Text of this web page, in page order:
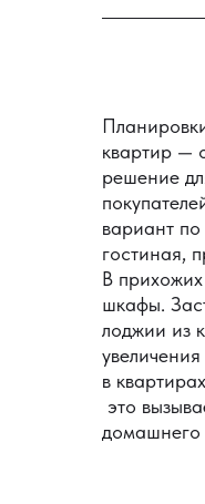
квартир —
решение
вариант
гостиная,
В
шкафы.
лоджии из
в
это
домашнего